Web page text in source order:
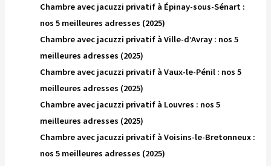
Chambre avec jacuzzi privatif à Épinay-sous-Sénart :
nos 5 meilleures adresses (2025)
Chambre avec jacuzzi privatif à Ville-d’Avray : nos 5
meilleures adresses (2025)
Chambre avec jacuzzi privatif à Vaux-le-Pénil : nos 5
meilleures adresses (2025)
Chambre avec jacuzzi privatif à Louvres : nos 5
meilleures adresses (2025)
Chambre avec jacuzzi privatif à Voisins-le-Bretonneux :
nos 5 meilleures adresses (2025)